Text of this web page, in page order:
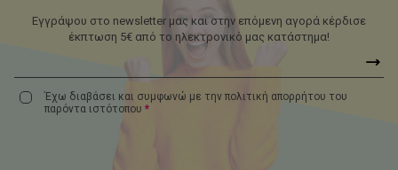
Εγγράψου στο newsletter μας και στην επόμενη αγορά κέρδισε
έκπτωση 5€ από το ηλεκτρονικό μας κατάστημα!
Έχω διαβάσει και συμφωνώ με την πολιτική απορρήτου του
παρόντα ιστότοπου *